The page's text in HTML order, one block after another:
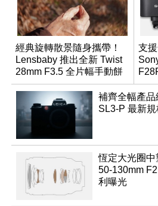
經典旋轉散景隨身攜帶！
Lensbaby 推出全新 Twist
28mm F3.5 全片幅手動餅
乾鏡
支
體
補齊全幅產
SL3-P 最新
恆定大光圈中
50-130mm
利曝光